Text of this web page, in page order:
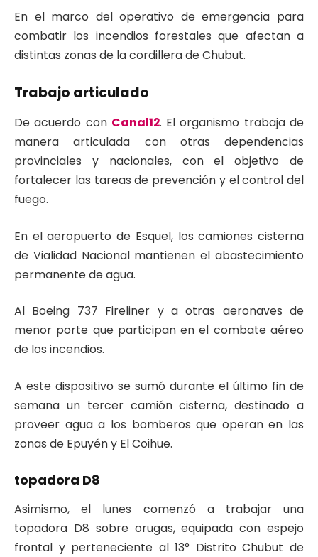
En el marco del operativo de emergencia para
combatir los incendios forestales que afectan a
distintas zonas de la cordillera de Chubut.
Trabajo articulado
De acuerdo con Canal12. El organismo trabaja de
manera articulada con otras dependencias
provinciales y nacionales, con el objetivo de
fortalecer las tareas de prevención y el control del
fuego.
En el aeropuerto de Esquel, los camiones cisterna
de Vialidad Nacional mantienen el abastecimiento
permanente de agua.
Al Boeing 737 Fireliner y a otras aeronaves de
menor porte que participan en el combate aéreo
de los incendios.
A este dispositivo se sumó durante el último fin de
semana un tercer camión cisterna, destinado a
proveer agua a los bomberos que operan en las
zonas de Epuyén y El Coihue.
topadora D8
Asimismo, el lunes comenzó a trabajar una
topadora D8 sobre orugas, equipada con espejo
frontal y perteneciente al 13° Distrito Chubut de